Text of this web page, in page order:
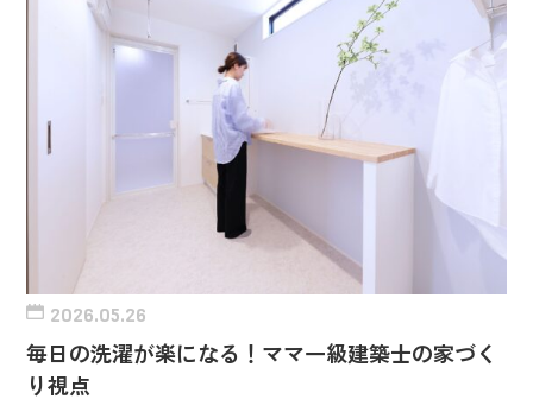
2026.05.26
毎日の洗濯が楽になる！ママ一級建築士の家づく
り視点